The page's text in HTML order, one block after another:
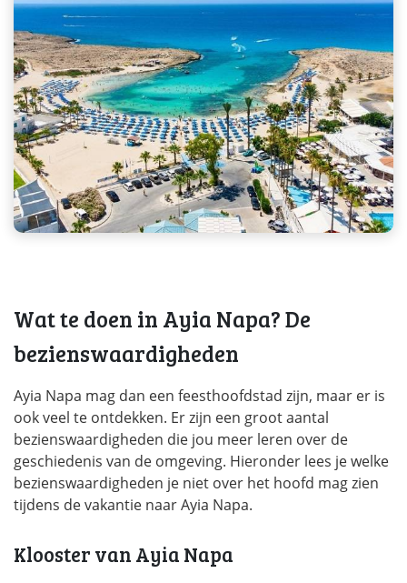
Wat te doen in Ayia Napa? De
bezienswaardigheden
Ayia Napa mag dan een feesthoofdstad zijn, maar er is
ook veel te ontdekken. Er zijn een groot aantal
bezienswaardigheden die jou meer leren over de
geschiedenis van de omgeving. Hieronder lees je welke
bezienswaardigheden je niet over het hoofd mag zien
tijdens de vakantie naar Ayia Napa.
Klooster van Ayia Napa